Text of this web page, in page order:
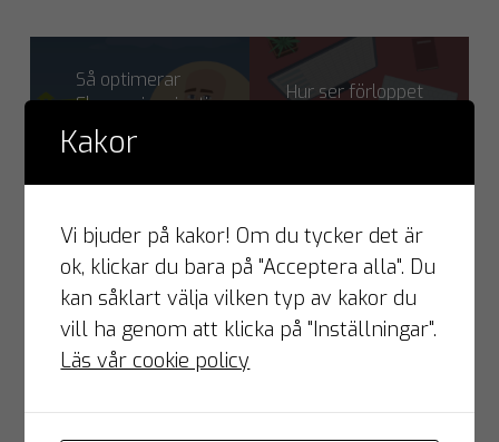
Så optimerar
Ekonominavigation
kundernas
fakturering
Hur ser förloppet
Kategorier & taggar för denna artikel:
Nyhet,Produkt
Tips på liknande läsning
Kakor
Vi bjuder på kakor! Om du tycker det är
ok, klickar du bara på "Acceptera alla". Du
kan såklart välja vilken typ av kakor du
vill ha genom att klicka på "Inställningar".
Läs vår cookie policy